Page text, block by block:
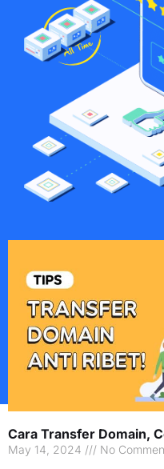
Cara Transfer Domain,
May 14, 2024
No